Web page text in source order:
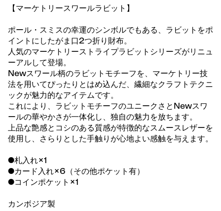
【マーケトリースワールラビット】
ポール・スミスの幸運のシンボルでもある、ラビットをポ
イントにしたがま口2つ折り財布。
人気のマーケトリーストライプラビットシリーズがリニュ
ーアルして登場。
Newスワール柄のラビットモチーフを、マーケトリー技
法を用いてぴったりとはめ込んだ、繊細なクラフトテクニ
ックが魅力的なアイテムです。
これにより、ラビットモチーフのユニークさとNewスワ
ールの華やかさが一体化し、独自の魅力を放ちます。
上品な艶感とコシのある質感が特徴的なスムースレザーを
使用し、さらりとした手触りが心地よい感触を与えます。
●札入れ×1
●カード入れ×6（その他ポケット有）
●コインポケット×1
カンボジア製